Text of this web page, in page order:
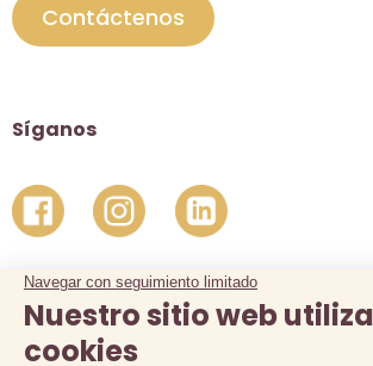
Contáctenos
Síganos